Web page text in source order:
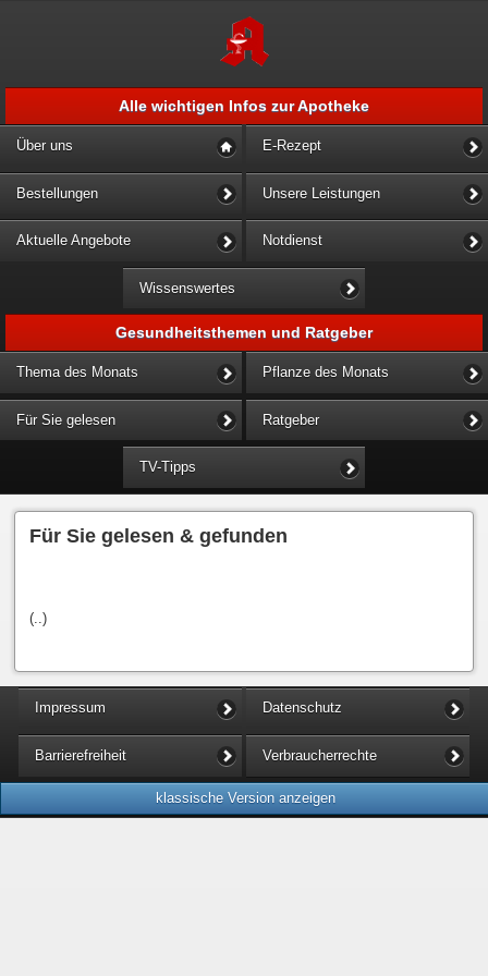
Alle wichtigen Infos zur Apotheke
Über uns E-Rezept
Bestellungen Unsere Leistungen
Aktuelle Angebote Notdienst
Wissenswertes
Gesundheitsthemen und Ratgeber
Thema des Monats Pflanze des Monats
Für Sie gelesen Ratgeber
TV-Tipps
Für Sie gelesen & gefunden
(..)
Impressum Datenschutz
Barrierefreiheit Verbraucherrechte
klassische Version anzeigen